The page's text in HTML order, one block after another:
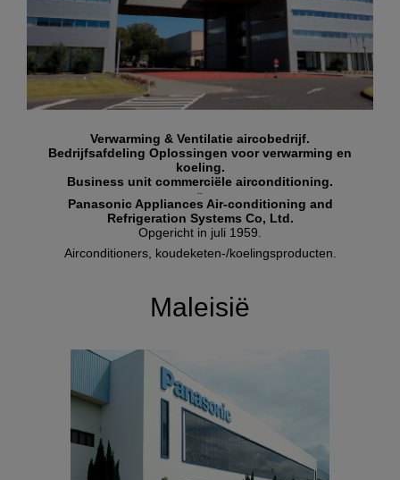
Verwarming & Ventilatie aircobedrijf.
Bedrijfsafdeling Oplossingen voor verwarming en
koeling.
Business unit commerciële airconditioning.
--
Panasonic Appliances Air-conditioning and
Refrigeration Systems Co, Ltd.
Opgericht in juli 1959.
Airconditioners, koudeketen-/koelingsproducten.
Maleisië